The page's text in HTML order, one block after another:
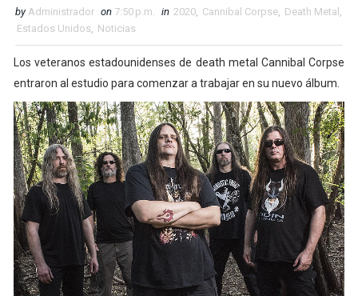
by Administrador on 7:50 p.m. in 2020, Cannibal Corpse, Death Metal ,
Estados Unidos, Noticias
Los veteranos estadounidenses de death metal Cannibal Corpse
entraron al estudio para comenzar a trabajar en su nuevo álbum.